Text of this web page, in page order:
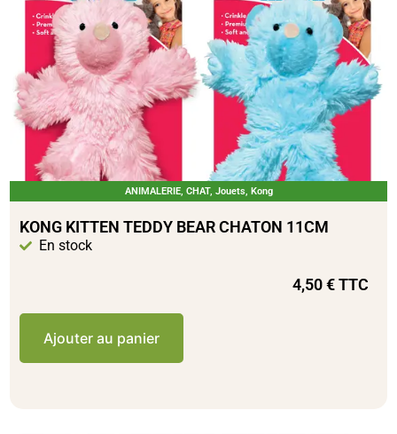
ANIMALERIE, CHAT, Jouets, Kong
KONG KITTEN TEDDY BEAR CHATON 11CM
En stock
4,50€TTC
Ajouter au panier